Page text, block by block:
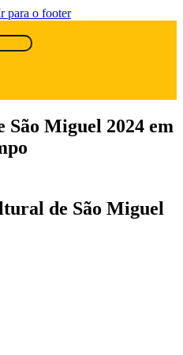
para o footer
São Miguel 2024 em
de São Miguel